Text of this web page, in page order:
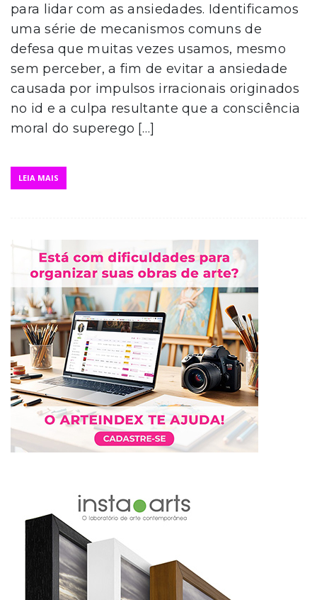
para lidar com as ansiedades. Identificamos
uma série de mecanismos comuns de
defesa que muitas vezes usamos, mesmo
sem perceber, a fim de evitar a ansiedade
causada por impulsos irracionais originados
no id e a culpa resultante que a consciência
moral do superego […]
LEIA MAIS